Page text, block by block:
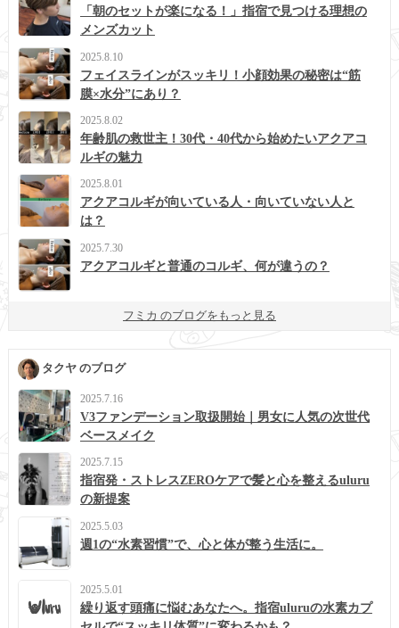
「朝のセットが楽になる！」指宿で見つける理想の
メンズカット
2025.8.10
フェイスラインがスッキリ！小顔効果の秘密は“筋
膜×水分”にあり？
2025.8.02
年齢肌の救世主！30代・40代から始めたいアクアコ
ルギの魅力
2025.8.01
アクアコルギが向いている人・向いていない人と
は？
2025.7.30
アクアコルギと普通のコルギ、何が違うの？
フミカ のブログをもっと見る
タクヤ のブログ
2025.7.16
V3ファンデーション取扱開始｜男女に人気の次世代
ベースメイク
2025.7.15
指宿発・ストレスZEROケアで髪と心を整えるuluru
の新提案
2025.5.03
週1の“水素習慣”で、心と体が整う生活に。
2025.5.01
繰り返す頭痛に悩むあなたへ。指宿uluruの水素カプ